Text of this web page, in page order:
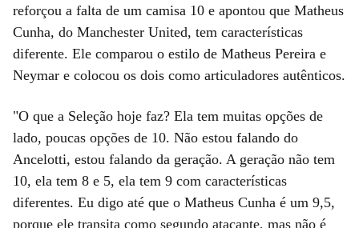
reforçou a falta de um camisa 10 e apontou que Matheus
Cunha, do Manchester United, tem características
diferente. Ele comparou o estilo de Matheus Pereira e
Neymar e colocou os dois como articuladores autênticos.
"O que a Seleção hoje faz? Ela tem muitas opções de
lado, poucas opções de 10. Não estou falando do
Ancelotti, estou falando da geração. A geração não tem
10, ela tem 8 e 5, ela tem 9 com características
diferentes. Eu digo até que o Matheus Cunha é um 9,5,
porque ele transita como segundo atacante, mas não é